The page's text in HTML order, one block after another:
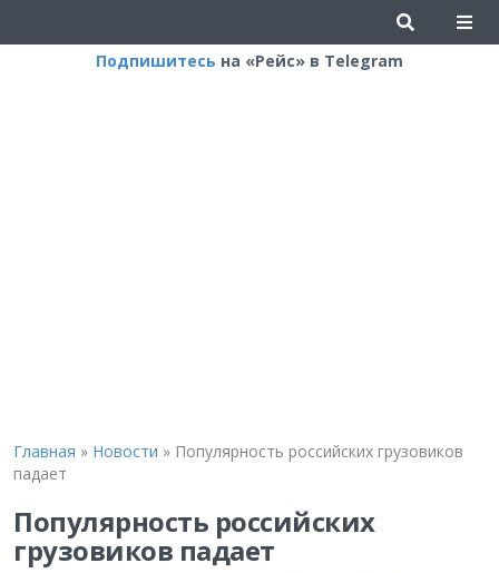
Подпишитесь на «Рейс» в Telegram
Главная » Новости » Популярность российских грузовиков
падает
Популярность российских
грузовиков падает